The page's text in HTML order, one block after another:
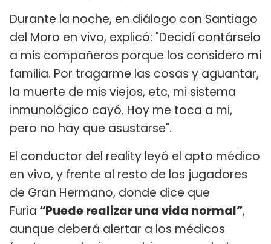
Durante la noche, en diálogo con Santiago
del Moro en vivo, explicó: "Decidí contárselo
a mis compañeros porque los considero mi
familia. Por tragarme las cosas y aguantar,
la muerte de mis viejos, etc, mi sistema
inmunológico cayó. Hoy me toca a mi,
pero no hay que asustarse".
El conductor del reality leyó el apto médico
en vivo, y frente al resto de los jugadores
de Gran Hermano, donde dice que
Furia “Puede realizar una vida normal”,
aunque deberá alertar a los médicos